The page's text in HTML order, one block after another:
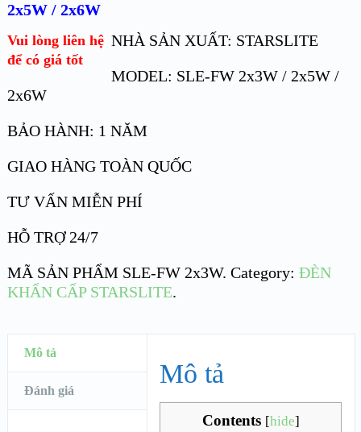
2x5W / 2x6W
Vui lòng liên hệ
để có giá tốt
NHÀ SẢN XUẤT: STARSLITE
MODEL: SLE-FW 2x3W / 2x5W /
2x6W
BẢO HÀNH: 1 NĂM
GIAO HÀNG TOÀN QUỐC
TƯ VẤN MIỄN PHÍ
HỖ TRỢ 24/7
MÃ SẢN PHẨM SLE-FW 2x3W. Category: ĐÈN
KHẨN CẤP STARSLITE.
Mô tả
Đánh giá
Mô tả
Contents [hide]